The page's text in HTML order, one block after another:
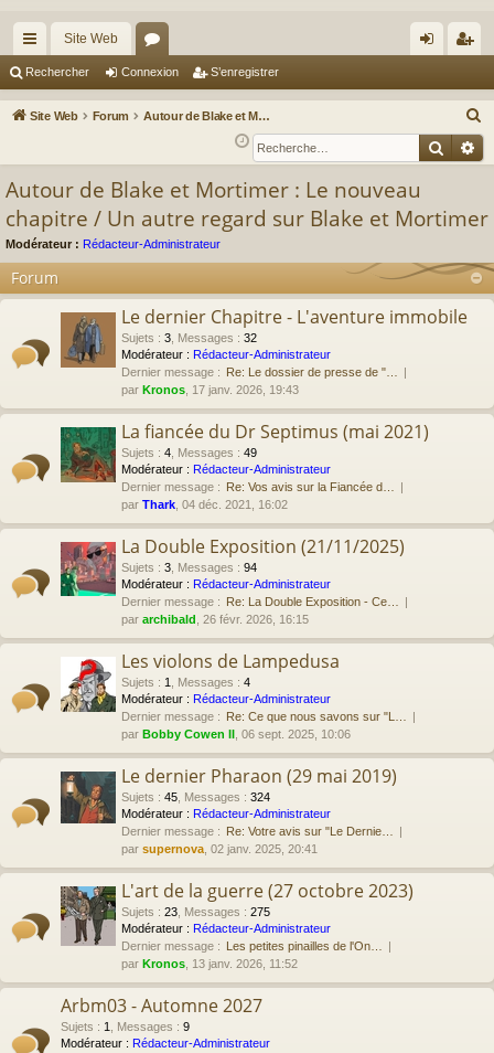
cc
ès
Site Web
or
u ne
xi
nr
eg
Rechercher Connexion S’enregistrer
Site Web Forum Autour de Blake et Mortimer : Le nouveau chapitre / Un autre regard sur Blake et Mortimer
e
c
c
Autour de Blake et Mortimer : Le nouveau
chapitre / Un autre regard sur Blake et Mortimer
Modérateur : Rédacteur-Administrateur
Forum
Le dernier Chapitre - L'aventure immobile
Sujets : 3 Messages : 32
Modérateur : Rédacteur-Administrateur
Dernier message :
Re: Le dossier de presse de "…
par Kronos , 17 janv. 2026, 19:43
La fiancée du Dr Septimus (mai 2021)
Sujets : 4 Messages : 49
Modérateur : Rédacteur-Administrateur
Dernier message :
Re: Vos avis sur la Fiancée d…
par Thark , 04 déc. 2021, 16:02
La Double Exposition (21/11/2025)
Sujets : 3 Messages : 94
Modérateur : Rédacteur-Administrateur
Dernier message :
Re: La Double Exposition - Ce…
par archibald , 26 févr. 2026, 16:15
Les violons de Lampedusa
Sujets : 1 Messages : 4
Modérateur : Rédacteur-Administrateur
Dernier message :
Re: Ce que nous savons sur "L…
par Bobby Cowen II , 06 sept. 2025, 10:06
Le dernier Pharaon (29 mai 2019)
Sujets : 45 Messages : 324
Modérateur : Rédacteur-Administrateur
Dernier message :
Re: Votre avis sur "Le Dernie…
par supernova , 02 janv. 2025, 20:41
L'art de la guerre (27 octobre 2023)
Sujets : 23 Messages : 275
Modérateur : Rédacteur-Administrateur
Dernier message :
Les petites pinailles de l'On…
par Kronos , 13 janv. 2026, 11:52
Arbm03 - Automne 2027
Sujets : 1 Messages : 9
Modérateur : Rédacteur-Administrateur